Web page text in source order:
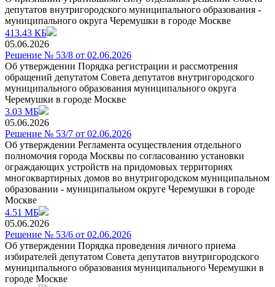
депутатов внутригородского муниципального образования -
муниципального округа Черемушки в городе Москве
413.43 КБ
05.06.2026
Решение № 53/8 от 02.06.2026
Об утверждении Порядка регистрации и рассмотрения
обращений депутатом Совета депутатов внутригородского
муниципального образования муниципального округа
Черемушки в городе Москве
3.03 МБ
05.06.2026
Решение № 53/7 от 02.06.2026
Об утверждении Регламента осуществления отдельного
полномочия города Москвы по coгласованию установки
ограждающих устройств на придомовых территориях
многоквартирных домов во внутригородском муниципальном
образовании - муниципальном округе Черемушки в городе
Москве
4.51 МБ
05.06.2026
Решение № 53/6 от 02.06.2026
Об утверждении Порядка проведения личного приема
избирателей депутатом Совета депутатов внутригородского
муниципального образования муниципального Черемушки в
городе Москве